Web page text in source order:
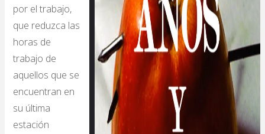
por el trabajo,
que reduzca las
horas de
trabajo de
aquellos que se
encuentran en
su última
estación